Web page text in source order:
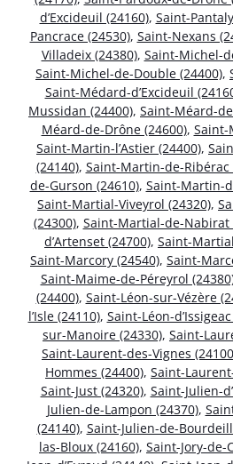
d’Excideuil (24160), Saint-
Pancrace (24530), Saint-Nexans
Villadeix (24380), Saint-Michel-
Saint-Michel-de-Double (24400),
Saint-Médard-d’Excideuil
Mussidan (24400), Saint-Méard-
Méard-de-Drône (24600), Saint-
Saint-Martin-l’Astier (24400),
(24140), Saint-Martin-de-Ribérac
de-Gurson (24610), Saint-Martin-
Saint-Martial-Viveyrol (24320),
(24300), Saint-Martial-de-Nabirat
d’Artenset (24700), Saint-
Saint-Marcory (24540), Saint-
Saint-Maime-de-Péreyrol
(24400), Saint-Léon-sur-Vézère
l’Isle (24110), Saint-Léon-
sur-Manoire (24330), Saint-
Saint-Laurent-des-Vignes
Hommes (24400), Saint-
Saint-Just (24320), Saint-Julien-
Julien-de-Lampon (24370),
(24140), Saint-Julien-de-
las-Bloux (24160), Saint-Jory-de-